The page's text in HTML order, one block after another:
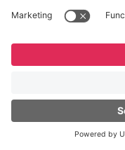
CEO
uma
logística
verificar,
reintegrar